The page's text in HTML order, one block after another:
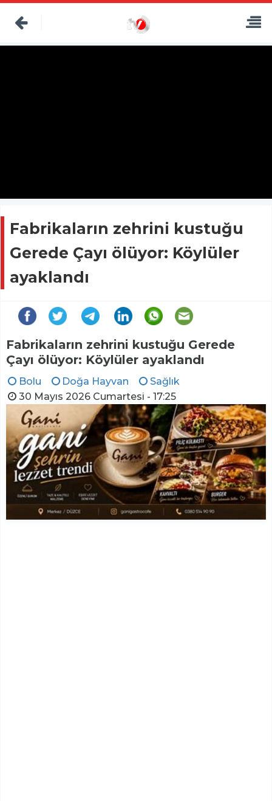
Fabrikaların zehrini kustuğu
Gerede Çayı ölüyor: Köylüler
ayaklandı
Fabrikaların zehrini kustuğu Gerede
Çayı ölüyor: Köylüler ayaklandı
Bolu Doğa Hayvan
Sağlık
30 Mayıs 2026 Cumartesi - 17:25